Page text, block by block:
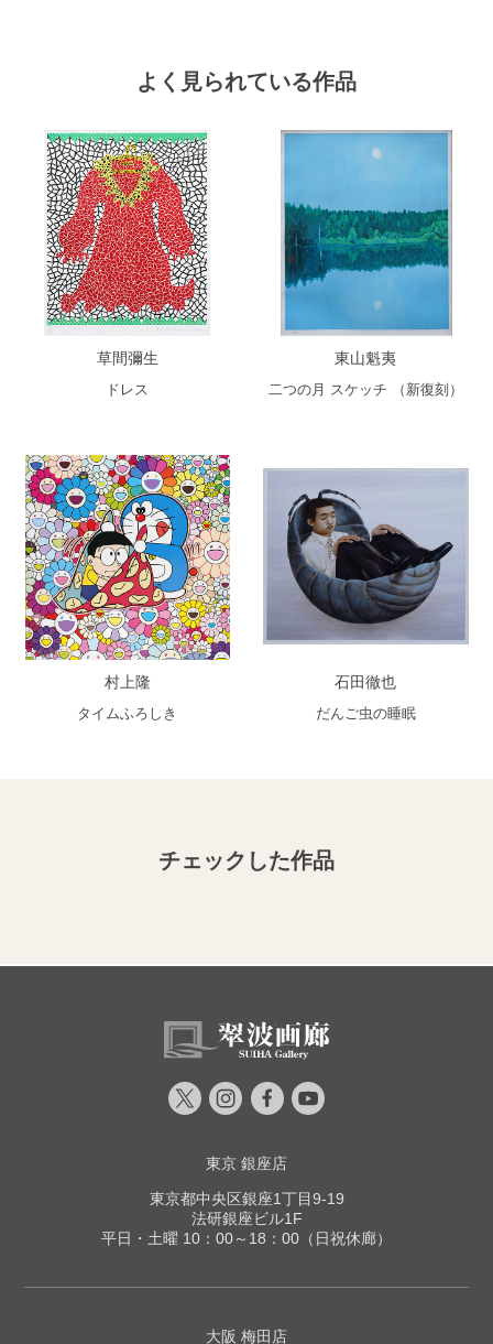
よく見られている作品
草間彌生
ドレス
東山魁夷
二つの月 スケッチ （新復刻）
村上隆
タイムふろしき
石田徹也
だんご虫の睡眠
チェックした作品
東京 銀座店
東京都中央区銀座1丁目9-19
法研銀座ビル1F
平日・土曜 10：00～18：00（日祝休廊）
大阪 梅田店